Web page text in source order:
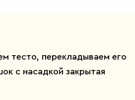
тесто, перекладываем его
с насадкой закрытая